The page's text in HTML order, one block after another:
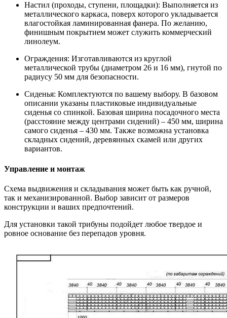
Настил (проходы, ступени, площадки): Выполняется из
металлического каркаса, поверх которого укладывается
влагостойкая ламинированная фанера. По желанию,
финишным покрытием может служить коммерческий
линолеум.
Ограждения: Изготавливаются из круглой
металлической трубы (диаметром 26 и 16 мм), гнутой по
радиусу 50 мм для безопасности.
Сиденья: Комплектуются по вашему выбору. В базовом
описании указаны пластиковые индивидуальные
сиденья со спинкой. Базовая ширина посадочного места
(расстояние между центрами сидений) – 450 мм, ширина
самого сиденья – 430 мм. Также возможна установка
складных сидений, деревянных скамей или других
вариантов.
Управление и монтаж
Схема выдвижения и складывания может быть как ручной,
так и механизированной. Выбор зависит от размеров
конструкции и ваших предпочтений.
Для установки такой трибуны подойдет любое твердое и
ровное основание без перепадов уровня.